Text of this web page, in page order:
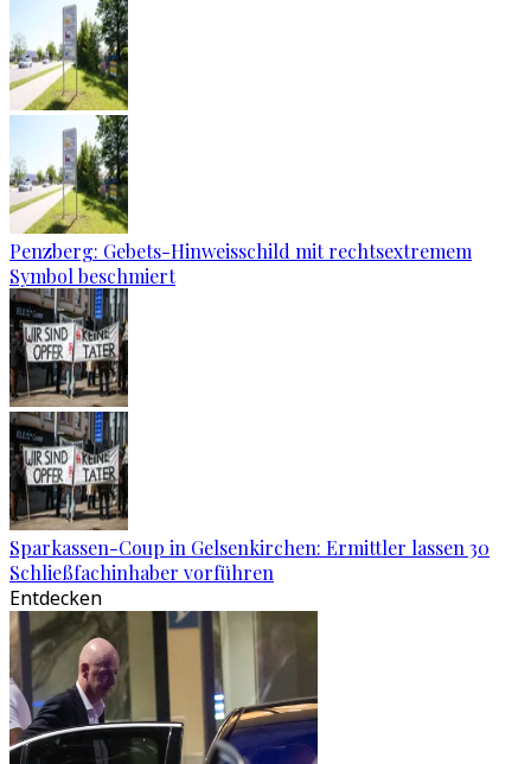
Penzberg: Gebets-Hinweisschild mit rechtsextremem
Symbol beschmiert
Sparkassen-Coup in Gelsenkirchen: Ermittler lassen 30
Schließfachinhaber vorführen
Entdecken